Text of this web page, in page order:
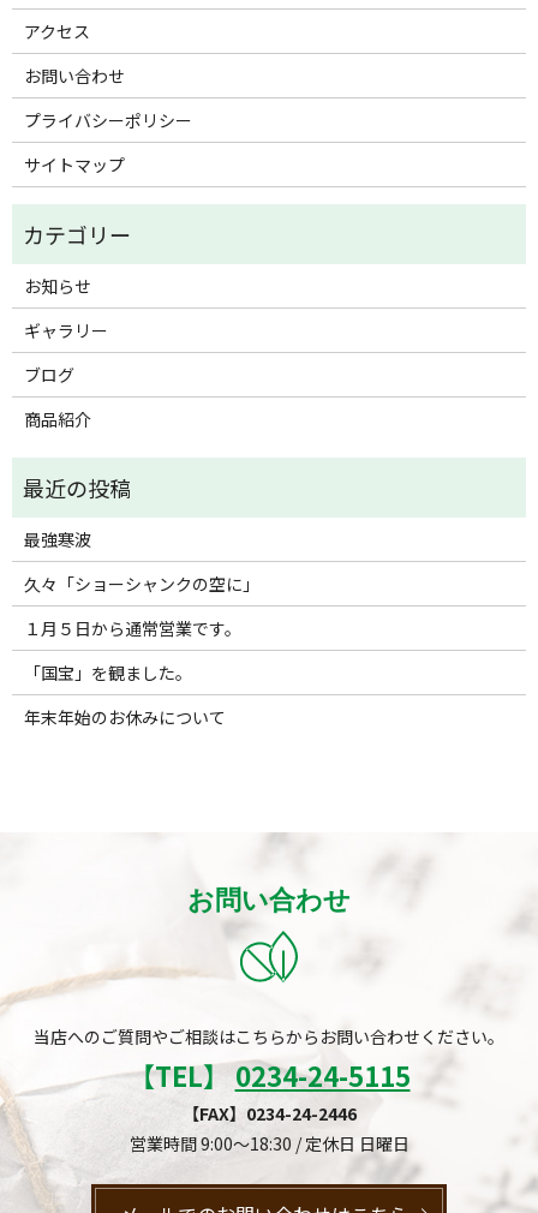
アクセス
お問い合わせ
プライバシーポリシー
サイトマップ
お知らせ
ギャラリー
ブログ
商品紹介
最強寒波
久々「ショーシャンクの空に」
１月５日から通常営業です。
「国宝」を観ました。
年末年始のお休みについて
お問い合わせ
当店へのご質問やご相談はこちらからお問い合わせください。
【TEL】 0234-24-5115
【FAX】0234-24-2446
営業時間 9:00～18:30 / 定休日 日曜日